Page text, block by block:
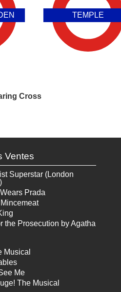
TEMPLE
Cross
Ventes
Superstar (London
Prada
the Prosecution by Agatha
Musical
Me
The Musical